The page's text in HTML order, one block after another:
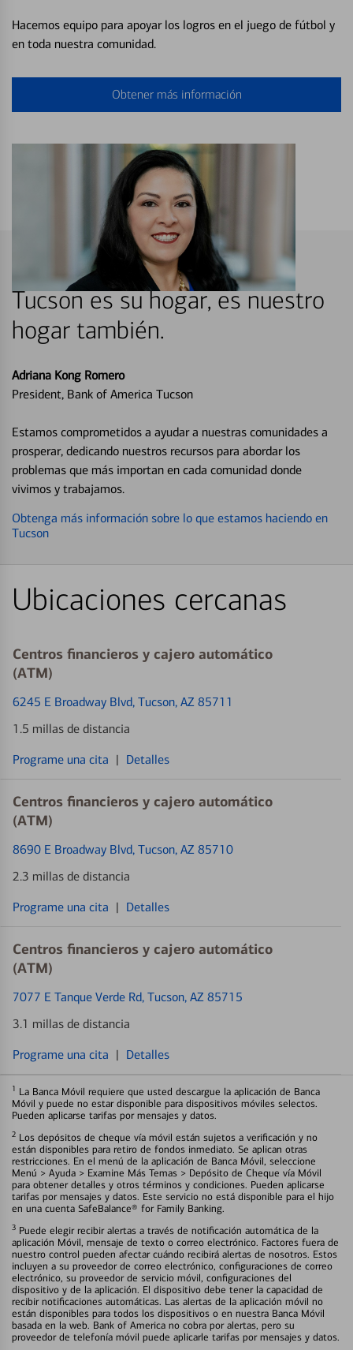
Hacemos equipo para apoyar los logros en el juego de fútbol y
en toda nuestra comunidad.
Obtener más información
Tucson es su hogar, es nuestro
hogar también.
Adriana Kong Romero
President, Bank of America Tucson
Estamos comprometidos a ayudar a nuestras comunidades a
prosperar, dedicando nuestros recursos para abordar los
problemas que más importan en cada comunidad donde
vivimos y trabajamos.
Obtenga más información sobre lo que estamos haciendo en
Tucson
Ubicaciones cercanas
Centros financieros y cajero automático
(ATM)
6245 E Broadway Blvd, Tucson, AZ 85711
1.5 millas de distancia
Programe una cita | Detalles
Centros financieros y cajero automático
(ATM)
8690 E Broadway Blvd, Tucson, AZ 85710
2.3 millas de distancia
Programe una cita | Detalles
Centros financieros y cajero automático
(ATM)
7077 E Tanque Verde Rd, Tucson, AZ 85715
3.1 millas de distancia
Programe una cita | Detalles
1 La Banca Móvil requiere que usted descargue la aplicación de Banca
Móvil y puede no estar disponible para dispositivos móviles selectos.
Pueden aplicarse tarifas por mensajes y datos.
2 Los depósitos de cheque vía móvil están sujetos a verificación y no
están disponibles para retiro de fondos inmediato. Se aplican otras
restricciones. En el menú de la aplicación de Banca Móvil, seleccione
Menú > Ayuda > Examine Más Temas > Depósito de Cheque vía Móvil
para obtener detalles y otros términos y condiciones. Pueden aplicarse
tarifas por mensajes y datos. Este servicio no está disponible para el hijo
en una cuenta SafeBalance® for Family Banking.
3 Puede elegir recibir alertas a través de notificación automática de la
aplicación Móvil, mensaje de texto o correo electrónico. Factores fuera de
nuestro control pueden afectar cuándo recibirá alertas de nosotros. Estos
incluyen a su proveedor de correo electrónico, configuraciones de correo
electrónico, su proveedor de servicio móvil, configuraciones del
dispositivo y de la aplicación. El dispositivo debe tener la capacidad de
recibir notificaciones automáticas. Las alertas de la aplicación móvil no
están disponibles para todos los dispositivos o en nuestra Banca Móvil
basada en la web. Bank of America no cobra por alertas, pero su
proveedor de telefonía móvil puede aplicarle tarifas por mensajes y datos.